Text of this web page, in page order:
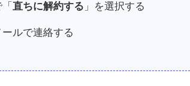
「直ちに解約する 」を選択する
ールで連絡する